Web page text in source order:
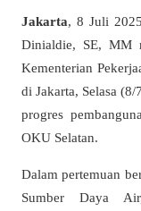
Jakarta, 8 Juli
Dinialdie, SE, MM
Kementerian
di Jakarta, Selasa
progres
OKU Selatan.
Dalam pertemuan
Sumber Daya